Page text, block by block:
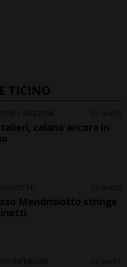
TICINO
/ SVIZZERA 1 ora 6
calano ancora in
1 ora 6
Mendrisiotto stringe
INFERIORE 2 ore 1